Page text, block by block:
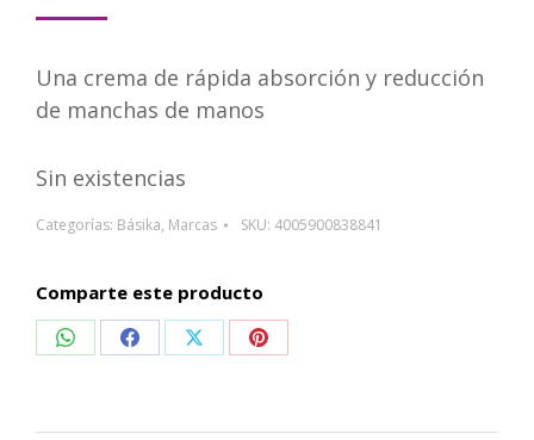
Una crema de rápida absorción y reducción
de manchas de manos
Sin existencias
Categorías: Básika, Marcas SKU: 4005900838841
Comparte este producto
Compartir
WhatsApp
Compartir
Facebook
Compartir
X
Compartir
Pinterest